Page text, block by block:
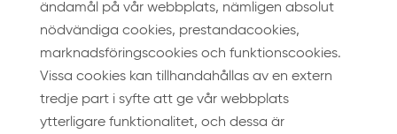
ändamål på vår webbplats, nämligen absolut
nödvändiga cookies, prestandacookies,
marknadsföringscookies och funktionscookies.
Vissa cookies kan tillhandahållas av en extern
tredje part i syfte att ge vår webbplats
ytterligare funktionalitet, och dessa är